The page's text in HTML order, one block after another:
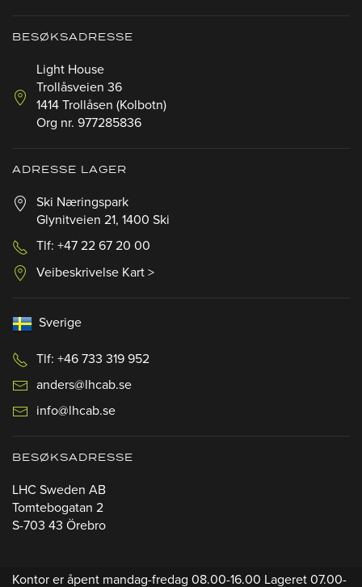
BESØKSADRESSE
Light House
Trollåsveien 36
1414 Trollåsen (Kolbotn)
Org nr. 977285836
ADRESSE LAGER
Ski Næringspark
Glynitveien 21, 1400 Ski
Tlf: +47 22 67 20 00
Veibeskrivelse Kart >
Sverige
Tlf: +46 733 319 952
anders@lhcab.se
info@lhcab.se
BESØKSADRESSE
LHC Sweden AB
Tomtebogatan 2
S-703 43 Örebro
Kontor er åpent mandag-fredag 08.00-16.00 Lageret 07.00-